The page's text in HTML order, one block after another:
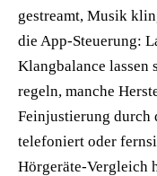
gestreamt, Musik
die App-Steuerung:
Klangbalance lassen
regeln, manche
Feinjustierung durch
telefoniert oder
Hörgeräte-Vergleich